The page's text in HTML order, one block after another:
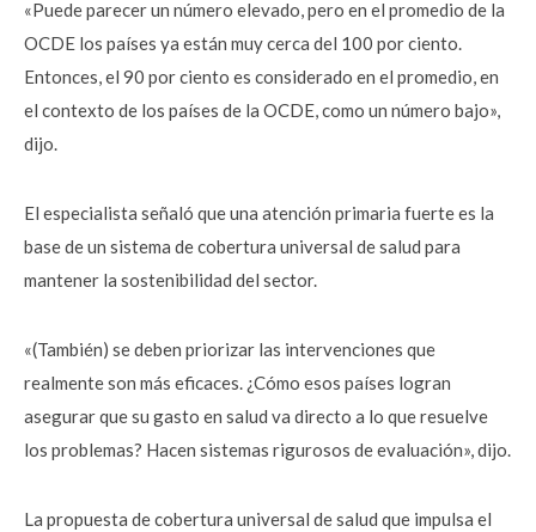
«Puede parecer un número elevado, pero en el promedio de la
OCDE los países ya están muy cerca del 100 por ciento.
Entonces, el 90 por ciento es considerado en el promedio, en
el contexto de los países de la OCDE, como un número bajo»,
dijo.
El especialista señaló que una atención primaria fuerte es la
base de un sistema de cobertura universal de salud para
mantener la sostenibilidad del sector.
«(También) se deben priorizar las intervenciones que
realmente son más eficaces. ¿Cómo esos países logran
asegurar que su gasto en salud va directo a lo que resuelve
los problemas? Hacen sistemas rigurosos de evaluación», dijo.
La propuesta de cobertura universal de salud que impulsa el